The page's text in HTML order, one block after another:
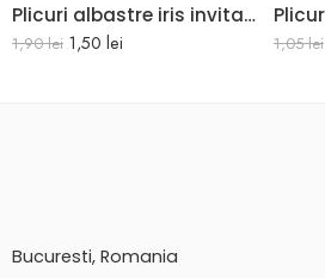
Plicuri albastre iris invitatii felicitare C5 162 x 229 mm set 20 buc
1,90lei 1,50 lei 1,05lei
Bucuresti, Romania